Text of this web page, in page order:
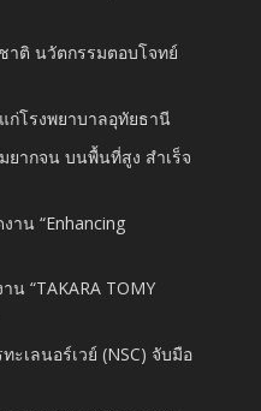
าติ นวัตกรรมตอบโจทย์
ก่โรงพยาบาลอุทัยธานี
ยากจน บนพื้นที่สูง สำเร็จ
าน “Enhancing
“TAKARA TOMY
ะเลนอร์เวย์ (NSC) จับมือ